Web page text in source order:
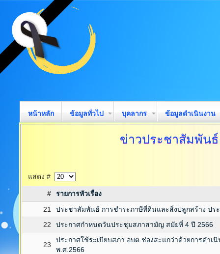
หน้าหลัก ข้อมูลทั่วไป บุคลากร ข้อมูลดำเนินงาน
ข่าวประชาสัมพัน
แสดง #
#
รายการหัวเรื่อง
21
ประชาสัมพันธ์ การชำระภาษีที่ดินและสิ่งปลูกสร้าง ปร
22
ประกาศกำหนดวันประชุมสภาสามัญ สมัยที่ 4 ปี 2566
23
ประกาศใช้ระเบียบสภา อบต.ช่องสะแกว่าด้วยการดำ
พ.ศ.2566